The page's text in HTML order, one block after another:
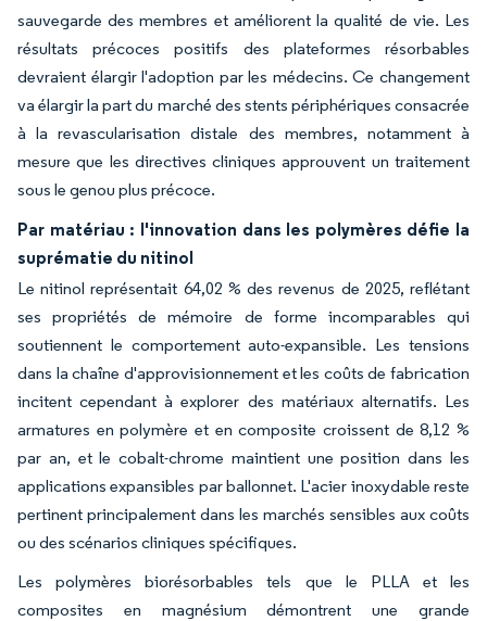
sauvegarde des membres et améliorent la qualité de vie. Les
résultats précoces positifs des plateformes résorbables
devraient élargir l'adoption par les médecins. Ce changement
va élargir la part du marché des stents périphériques consacrée
à la revascularisation distale des membres, notamment à
mesure que les directives cliniques approuvent un traitement
sous le genou plus précoce.
Par matériau : l'innovation dans les polymères défie la
suprématie du nitinol
Le nitinol représentait 64,02 % des revenus de 2025, reflétant
ses propriétés de mémoire de forme incomparables qui
soutiennent le comportement auto-expansible. Les tensions
dans la chaîne d'approvisionnement et les coûts de fabrication
incitent cependant à explorer des matériaux alternatifs. Les
armatures en polymère et en composite croissent de 8,12 %
par an, et le cobalt-chrome maintient une position dans les
applications expansibles par ballonnet. L'acier inoxydable reste
pertinent principalement dans les marchés sensibles aux coûts
ou des scénarios cliniques spécifiques.
Les polymères biorésorbables tels que le PLLA et les
composites en magnésium démontrent une grande